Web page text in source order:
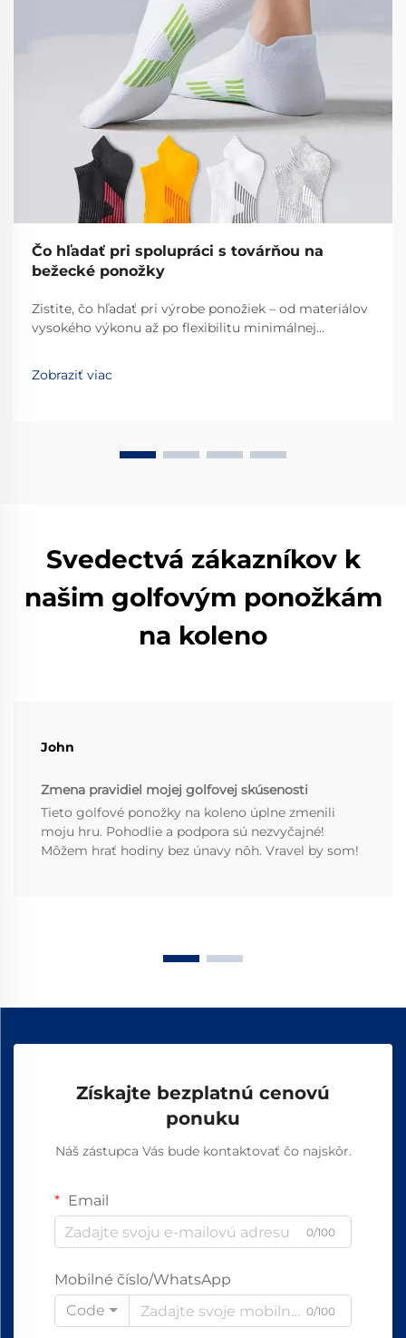
Čo hľadať pri spolupráci s továrňou na
bežecké ponožky
Zistite, čo hľadať pri výrobe ponožiek – od materiálov
vysokého výkonu až po flexibilitu minimálnej
škálovateľnosť a dodržiavanie noriem. Požiadajte dnes
o kontrolný zoznam auditu továrne.
Zobraziť viac
Svedectvá zákazníkov k
našim golfovým ponožkám
na koleno
John
Zmena pravidiel mojej golfovej skúsenosti
Tieto golfové ponožky na koleno úplne zmenili
moju hru. Pohodlie a podpora sú nezvyčajné!
Môžem hrať hodiny bez únavy nôh. Vravel by som!
Získajte bezplatnú cenovú
ponuku
Náš zástupca Vás bude kontaktovať čo najskôr.
Email
0/100
Mobilné číslo/WhatsApp
Code
0/100